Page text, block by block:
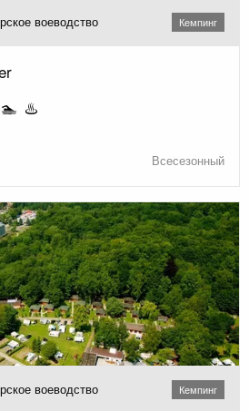
воеводство Кемпинг
🏊 ♨️
Всесезонный
воеводство Кемпинг